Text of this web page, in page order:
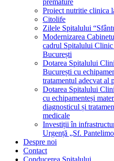
premature
Proiect nutritie clinica
Citolife
Zilele Spitalului
Modernizarea
cadrul Spitalului Clinic
București
Dotarea Spitalului
București cu
tratamentul adecvat al
Dotarea Spitalului
cu echipamenteși
diagnosticul și
medicale
Investiții în
Urgență „Sf.
Despre noi
Contact
Conducerea Spitalului